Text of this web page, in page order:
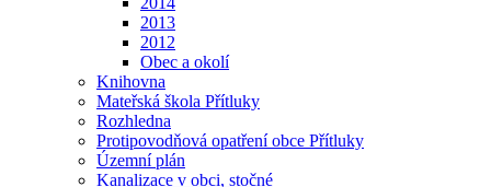
2013
2012
Obec a okolí
Knihovna
Mateřská škola Přítluky
Rozhledna
Protipovodňová opatření obce Přítluky
Územní plán
Kanalizace v obci, stočné